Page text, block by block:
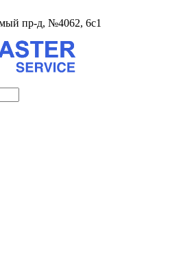
пр-д, №4062, 6с1